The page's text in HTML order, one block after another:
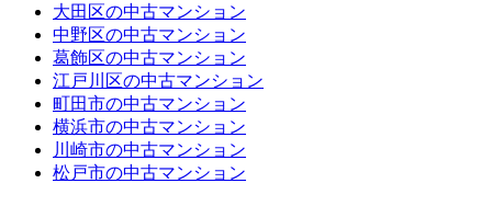
大田区の中古マンション
中野区の中古マンション
葛飾区の中古マンション
江戸川区の中古マンション
町田市の中古マンション
横浜市の中古マンション
川崎市の中古マンション
松戸市の中古マンション